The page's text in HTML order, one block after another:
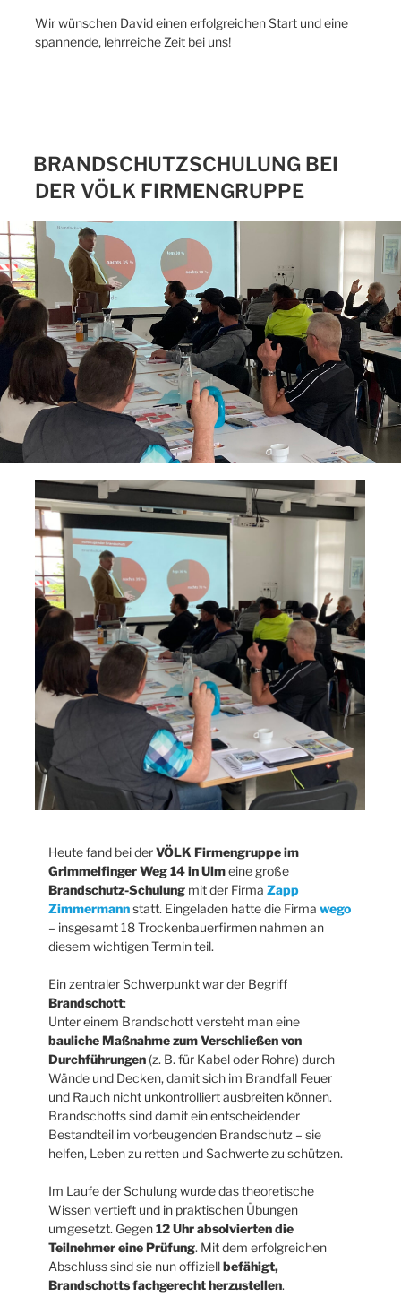
Wir wünschen David einen erfolgreichen Start und eine
spannende, lehrreiche Zeit bei uns!
BRANDSCHUTZSCHULUNG BEI
DER VÖLK FIRMENGRUPPE
Heute fand bei derVÖLK Firmengruppe im
Grimmelfinger Weg 14 in Ulmeine große
Brandschutz-Schulung mit der Firma Zapp
Zimmermannstatt. Eingeladen hatte die Firma wego
– insgesamt 18 Trockenbauerfirmen nahmen an
diesem wichtigen Termin teil.
Ein zentraler Schwerpunkt war der Begriff
Brandschott:
Unter einem Brandschott versteht man eine
bauliche Maßnahme zum Verschließen von
Durchführungen (z. B. für Kabel oder Rohre) durch
Wände und Decken, damit sich im Brandfall Feuer
und Rauch nicht unkontrolliert ausbreiten können.
Brandschotts sind damit ein entscheidender
Bestandteil im vorbeugenden Brandschutz – sie
helfen, Leben zu retten und Sachwerte zu schützen.
Im Laufe der Schulung wurde das theoretische
Wissen vertieft und in praktischen Übungen
umgesetzt. Gegen12 Uhr absolvierten die
Teilnehmer eine Prüfung. Mit dem erfolgreichen
Abschluss sind sie nun offiziellbefähigt,
Brandschotts fachgerecht herzustellen.